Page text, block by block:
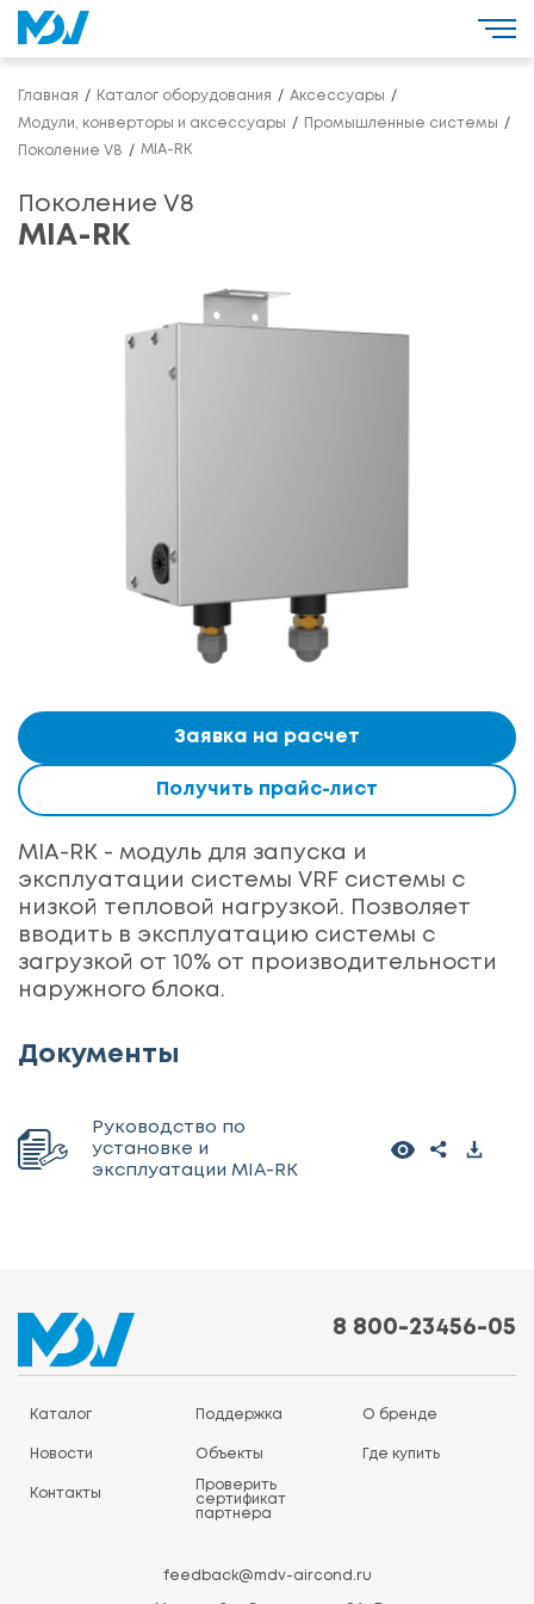
Главная Каталог оборудования Аксессуары
Модули, конверторы и аксессуары Промышленные системы
Поколение V8 MIA-RK
Поколение V8
MIA-RK
Заявка на расчет
Получить прайс-лист
MIA-RK - модуль для запуска и
эксплуатации системы VRF системы с
низкой тепловой нагрузкой. Позволяет
вводить в эксплуатацию системы с
загрузкой от 10% от производительности
наружного блока.
Документы
Руководство по
установке и
эксплуатации MIA-RK
8 800-23456-05
Каталог Поддержка О бренде
Новости Объекты Где купить
Контакты
Проверить
сертификат
партнера
feedback@mdv-aircond.ru